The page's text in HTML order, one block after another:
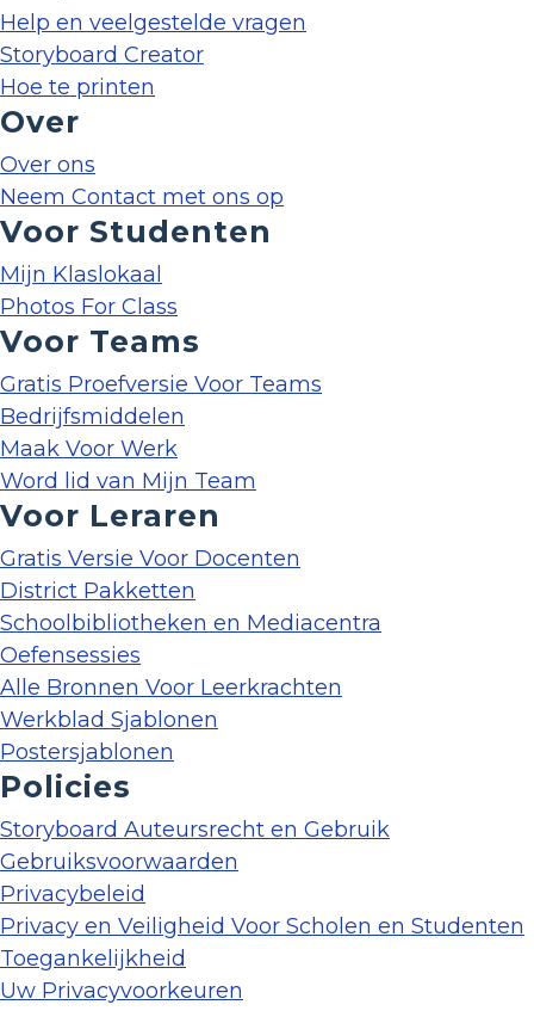
Help en veelgestelde vragen
Storyboard Creator
Hoe te printen
Over
Over ons
Neem Contact met ons op
Voor Studenten
Mijn Klaslokaal
Photos For Class
Voor Teams
Gratis Proefversie Voor Teams
Bedrijfsmiddelen
Maak Voor Werk
Word lid van Mijn Team
Voor Leraren
Gratis Versie Voor Docenten
District Pakketten
Schoolbibliotheken en Mediacentra
Oefensessies
Alle Bronnen Voor Leerkrachten
Werkblad Sjablonen
Postersjablonen
Policies
Storyboard Auteursrecht en Gebruik
Gebruiksvoorwaarden
Privacybeleid
Privacy en Veiligheid Voor Scholen en Studenten
Toegankelijkheid
Uw Privacyvoorkeuren